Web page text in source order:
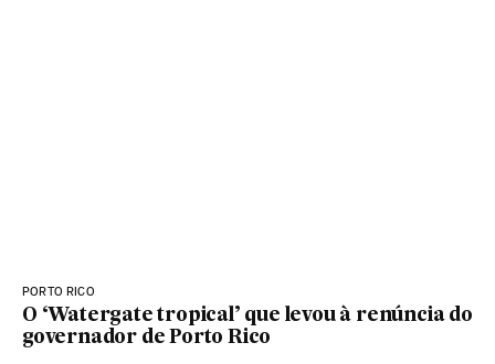
PORTO RICO
O ‘Watergate tropical’ que levou à renúncia do
governador de Porto Rico